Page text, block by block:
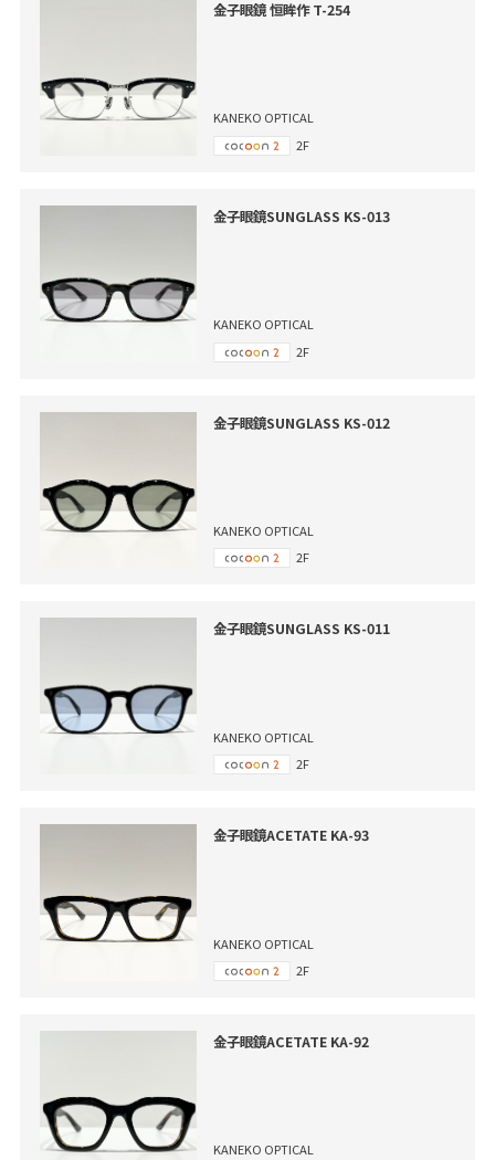
金子眼鏡 恒眸作 T-254
KANEKO OPTICAL
2F
金子眼鏡SUNGLASS KS-013
KANEKO OPTICAL
2F
金子眼鏡SUNGLASS KS-012
KANEKO OPTICAL
2F
金子眼鏡SUNGLASS KS-011
KANEKO OPTICAL
2F
金子眼鏡ACETATE KA-93
KANEKO OPTICAL
2F
金子眼鏡ACETATE KA-92
KANEKO OPTICAL